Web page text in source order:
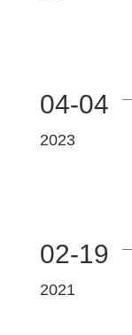
04-04
2023
02-19
2021